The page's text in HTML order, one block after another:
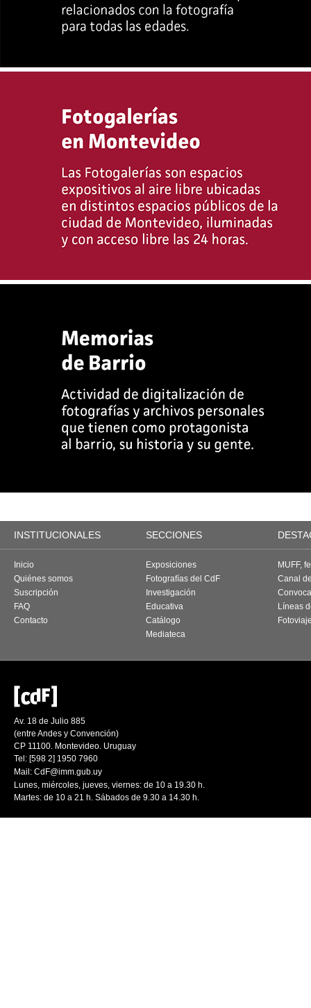
INSTITUCIONALES SECCIONES
Inicio
Quiénes somos
Suscripción
FAQ
Contacto
Exposiciones
Fotografías del CdF
Investigación
Educativa
Catálogo
Mediateca
MUFF,
Canal
Líneas
Av. 18 de Julio 885
(entre Andes y Convención)
CP 11100. Montevideo. Uruguay
Tel: [598 2] 1950 7960
Mail: CdF@imm.gub.uy
Lunes, miércoles, jueves, viernes: de 10 a 19.30 h.
Martes: de 10 a 21 h. Sábados de 9.30 a 14.30 h.